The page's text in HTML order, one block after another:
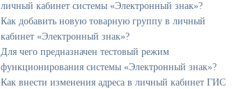
личный кабинет системы «Электронный знак»?
Как добавить новую товарную группу в личный
кабинет «Электронный знак»?
Для чего предназначен тестовый режим
функционирования системы «Электронный знак»?
Как внести изменения адреса в личный кабинет ГИС